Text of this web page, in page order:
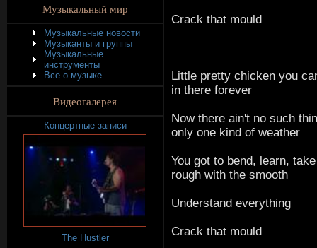
Музыкальный мир
Музыкальные новости
Музыканты и группы
Музыкальные
инструменты
Все о музыке
Видеогалерея
Концертные записи
The Hustler
Crack that mould
Little pretty chicken you
in there forever
Now there ain't no such
only one kind of weather
You got to bend, learn,
rough with the smooth
Understand everything
Crack that mould